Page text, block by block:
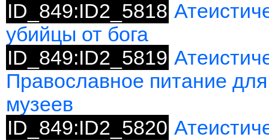
ID_849:ID2_5818
убийцы от бога
ID_849:ID2_5819
Православное питание
музеев
ID_849:ID2_5820